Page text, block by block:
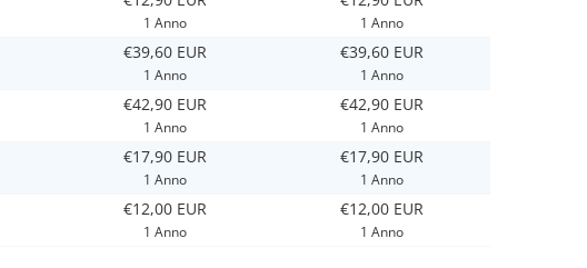
1 Anno 1 Anno
€39,60 EUR
1 Anno
€39,60 EUR
1 Anno
€42,90 EUR
1 Anno
€42,90 EUR
1 Anno
€17,90 EUR
1 Anno
€17,90 EUR
1 Anno
€12,00 EUR
1 Anno
€12,00 EUR
1 Anno